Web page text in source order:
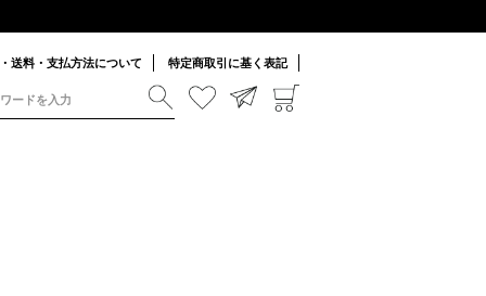
送料・支払方法について 特定商取引に基く表記